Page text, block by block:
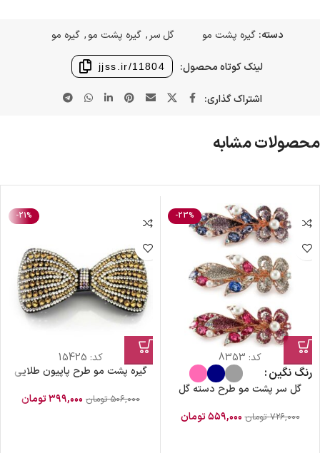
دسته: گیره پشت مو گل سر , گیره پشت مو, گیره مو
لینک کوتاه محصول: jjss.ir/11804
اشتراک گذاری:
محصولات مشابه
-23%
کد: 8353
رنگ نگین
گل سر پشت مو طرح دسته گل
۷۲۶,۰۰۰ تومان ۵۵۹,۰۰۰تومان
-21%
کد: 15425
گیره پشت مو طرح پاپیون طلایی
۵۰۶,۰۰۰ تومان ۳۹۹,۰۰۰تومان